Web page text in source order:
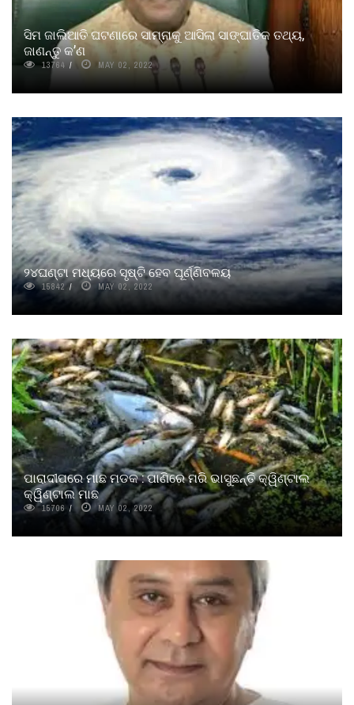
ସିମ ଜାଲିଆତି ଘଟଣାରେ ସାମ୍ନାକୁ ଆସିଲା ସାଙ୍ଘାତିକ ତଥ୍ୟ,
ଜାଣନ୍ତୁ କ’ଣ
13764 MAY 02, 2022
୨୪ଘଣ୍ଟା ମଧ୍ୟରେ ସୃଷ୍ଟି ହେବ ଘୂର୍ଣ୍ଣିବଳୟ
15842 MAY 02, 2022
ପାରାଦୀପରେ ମାଛ ମଡକ : ପାଣିରେ ମରି ଭାସୁଛନ୍ତି କ୍ୱିଣ୍ଟାଲ
କ୍ୱିଣ୍ଟାଲ ମାଛ
15706 MAY 02, 2022